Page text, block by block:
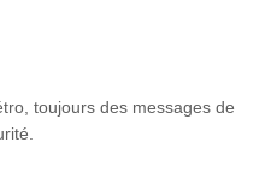
toujours des messages de